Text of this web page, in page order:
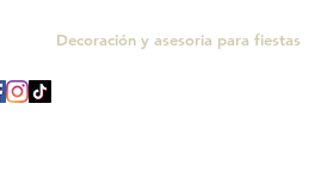
Decoración y asesoria para fiestas